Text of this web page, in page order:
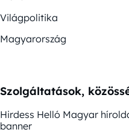
Világpolitika
Magyarország
Szolgáltatások,
Hirdess Helló Magyar
banner